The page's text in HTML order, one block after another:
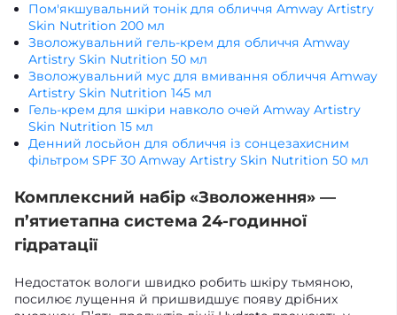
Пом'якшувальний тонік для обличчя Amway Artistry
Skin Nutrition 200 мл
Зволожувальний гель-крем для обличчя Amway
Artistry Skin Nutrition 50 мл
Зволожувальний мус для вмивання обличчя Amway
Artistry Skin Nutrition 145 мл
Гель-крем для шкіри навколо очей Amway Artistry
Skin Nutrition 15 мл
Денний лосьйон для обличчя із сонцезахисним
фільтром SPF 30 Amway Artistry Skin Nutrition 50 мл
Комплексний набір «Зволоження» —
п’ятиетапна система 24-годинної
гідратації
Недостаток вологи швидко робить шкіру тьмяною,
посилює лущення й пришвидшує появу дрібних